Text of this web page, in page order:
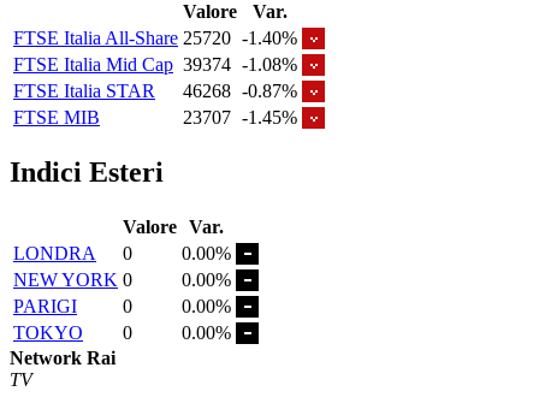
Valore
Var.
FTSE Italia All-Share 25720 -1.40%
FTSE Italia Mid Cap 39374 -1.08%
FTSE Italia STAR
46268 -0.87%
FTSE MIB
23707 -1.45%
Indici Esteri
Valore Var.
LONDRA
0
0.00%
NEW YORK 0
0.00%
PARIGI
0
0.00%
TOKYO
0
0.00%
Network Rai
TV